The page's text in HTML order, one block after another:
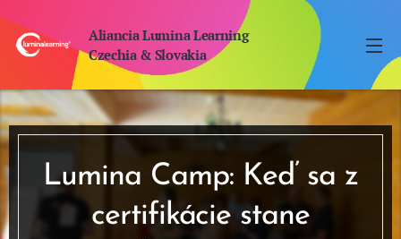
Aliancia Lumina Learning
Czechia & Slovakia
Lumina Camp: Keď sa z
certifikácie stane